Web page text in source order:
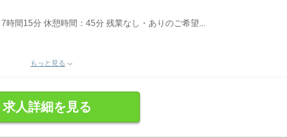
時間15分 休憩時間：45分 残業なし・ありのご希望...
もっと見る
求人詳細を見る